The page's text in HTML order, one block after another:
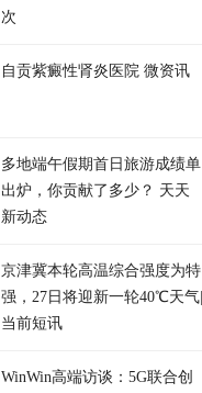
次
自贡紫癜性肾炎医院 微资讯
多地端午假期首日旅游成绩单
出炉，你贡献了多少？ 天天
新动态
京津冀本轮高温综合强度为特
强，27日将迎新一轮40℃天气|
当前短讯
WinWin高端访谈：5G联合创